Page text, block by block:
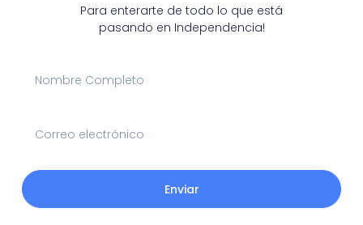
Para enterarte de todo lo que está
pasando en Independencia!
Enviar